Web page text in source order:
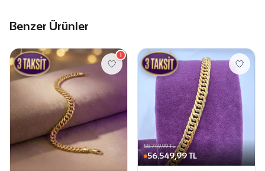
Benzer Ürünler
1
58.749,99 TL
56.549,99 TL